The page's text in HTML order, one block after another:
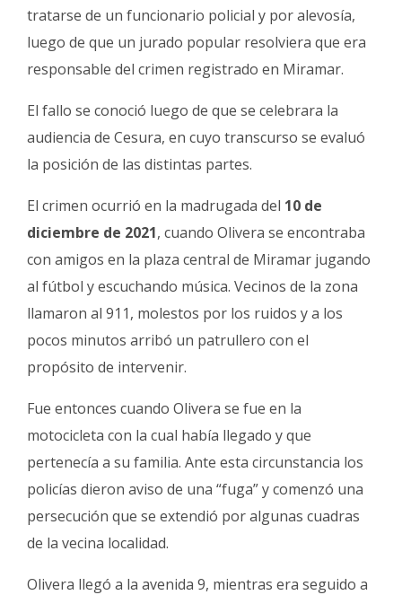
tratarse de un funcionario policial y por alevosía,
luego de que un jurado popular resolviera que era
responsable del crimen registrado en Miramar.
El fallo se conoció luego de que se celebrara la
audiencia de Cesura, en cuyo transcurso se evaluó
la posición de las distintas partes.
El crimen ocurrió en la madrugada del 10 de
diciembre de 2021, cuando Olivera se encontraba
con amigos en la plaza central de Miramar jugando
al fútbol y escuchando música. Vecinos de la zona
llamaron al 911, molestos por los ruidos y a los
pocos minutos arribó un patrullero con el
propósito de intervenir.
Fue entonces cuando Olivera se fue en la
motocicleta con la cual había llegado y que
pertenecía a su familia. Ante esta circunstancia los
policías dieron aviso de una “fuga” y comenzó una
persecución que se extendió por algunas cuadras
de la vecina localidad.
Olivera llegó a la avenida 9, mientras era seguido a